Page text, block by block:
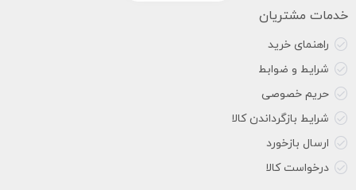
خدمات مشتریان
راهنمای خرید
شرایط و ضوابط
حریم خصوصی
شرایط بازگرداندن کالا
ارسال بازخورد
درخواست کالا